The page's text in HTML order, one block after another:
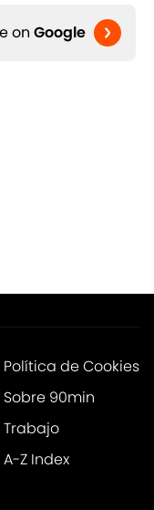
on Google
Política de Cookies
Sobre 90min
Trabajo
A-Z Index